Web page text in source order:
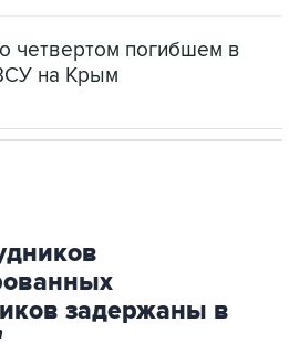
задержаны в
украинские колл-центры